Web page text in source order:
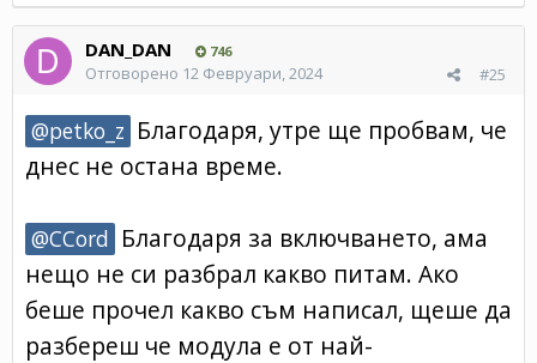
DAN_DAN 746
#25
Отговорено 12 Февруари, 2024
@petko_z Благодаря, утре ще пробвам, че
днес не остана време.
@CCord Благодаря за включването, ама
нещо не си разбрал какво питам. Ако
беше прочел какво съм написал, щеше да
разбереш че модула е от най-